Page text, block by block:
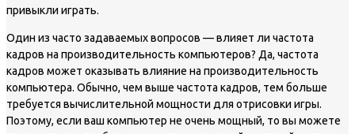
привыкли играть.
Один из часто задаваемых вопросов — влияет ли частота
кадров на производительность компьютеров? Да, частота
кадров может оказывать влияние на производительность
компьютера. Обычно, чем выше частота кадров, тем больше
требуется вычислительной мощности для отрисовки игры.
Поэтому, если ваш компьютер не очень мощный, то вы можете